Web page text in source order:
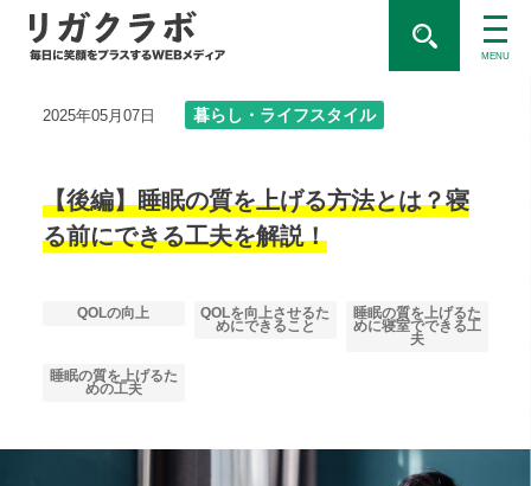
MENU
2025年05月07日 暮らし・ライフスタイル
【後編】睡眠の質を上げる方法とは？寝
る前にできる工夫を解説！
QOLの向上
QOLを向上させるた
めにできること
睡眠の質を上げるた
めに寝室でできる工
夫
睡眠の質を上げるた
めの工夫